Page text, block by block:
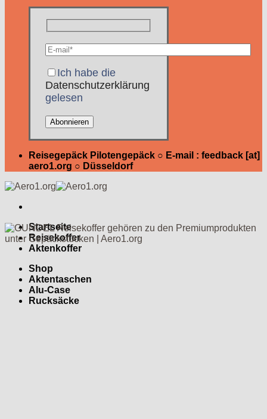
Ich habe die
Datenschutzerklärung
gelesen
Reisegepäck Pilotengepäck ○ E-mail : feedback [at]
aero1.org ○ Düsseldorf
Startseite
Reisekoffer
Aktenkoffer
Shop
Aktentaschen
Alu-Case
Rucksäcke